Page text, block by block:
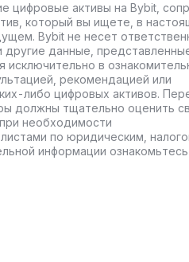
цифровые активы на Bybit,
который вы ищете, в
Bybit не несет
данные,
исключительно в
рекомендацией или
либо цифровых активов.
должны тщательно оценить
необходимости
по юридическим,
информации